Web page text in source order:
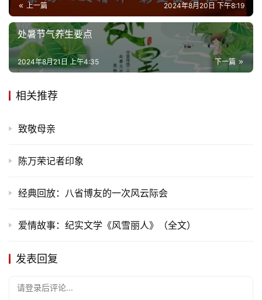
文
化
活
情
育
儿
娱
上一篇 2024年8月20日 下午8:19
处暑节气养生要点
下一篇
2024年8月21日 上午4:35
相关推荐
致敬母亲
陈万荣记者印象
经典回放：八省博友的一次风云际会
爱情故事：纪实文学《风雪丽人》（全文）
发表回复
请登录后评论...